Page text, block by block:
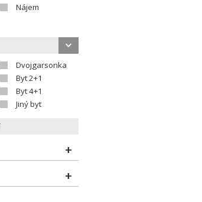
Nájem
Dvojgarsonka
Byt 2+1
Byt 4+1
Jiný byt